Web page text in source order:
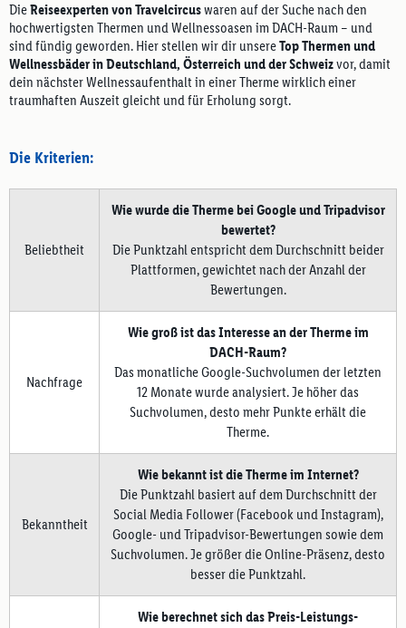
DieReiseexperten von Travelcircuswaren auf der Suche nach den
hochwertigsten Thermen und Wellnessoasen im DACH-Raum – und
sind fündig geworden. Hier stellen wir dir unsereTop Thermen und
Wellnessbäder in Deutschland, Österreich und der Schweizvor, damit
dein nächster Wellnessaufenthalt in einer Therme wirklich einer
traumhaften Auszeit gleicht und für Erholung sorgt.
Die Kriterien:
Beliebtheit
Wie wurde die Therme bei Google und Tripadvisor
bewertet?
Die Punktzahl entspricht dem Durchschnitt beider
Plattformen, gewichtet nach der Anzahl der
Bewertungen.
Nachfrage
Wie groß ist das Interesse an der Therme im
DACH-Raum?
Das monatliche Google-Suchvolumen der letzten
12 Monate wurde analysiert. Je höher das
Suchvolumen, desto mehr Punkte erhält die
Therme.
Bekanntheit
Wie bekannt ist die Therme im Internet?
Die Punktzahl basiert auf dem Durchschnitt der
Social Media Follower (Facebook und Instagram),
Google- und Tripadvisor-Bewertungen sowie dem
Suchvolumen. Je größer die Online-Präsenz, desto
besser die Punktzahl.
Wie berechnet sich das Preis-Leistungs-